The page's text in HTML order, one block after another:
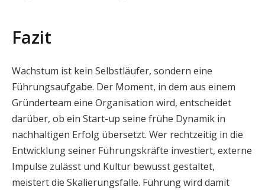
Fazit
Wachstum ist kein Selbstläufer, sondern eine
Führungsaufgabe. Der Moment, in dem aus einem
Gründerteam eine Organisation wird, entscheidet
darüber, ob ein Start-up seine frühe Dynamik in
nachhaltigen Erfolg übersetzt. Wer rechtzeitig in die
Entwicklung seiner Führungskräfte investiert, externe
Impulse zulässt und Kultur bewusst gestaltet,
meistert die Skalierungsfalle. Führung wird damit